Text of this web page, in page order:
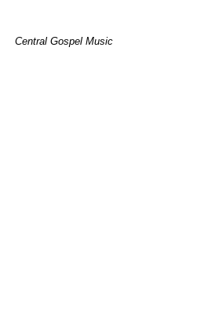
Central Gospel Music